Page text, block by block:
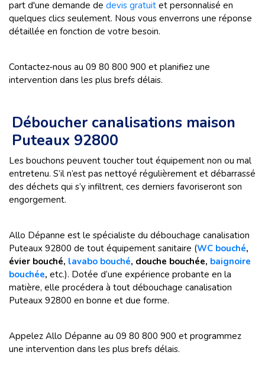
part d'une demande de devis gratuit et personnalisé en
quelques clics seulement. Nous vous enverrons une réponse
détaillée en fonction de votre besoin.
Contactez-nous au 09 80 800 900 et planifiez une
intervention dans les plus brefs délais.
Déboucher canalisations maison
Puteaux 92800
Les bouchons peuvent toucher tout équipement non ou mal
entretenu. S’il n’est pas nettoyé régulièrement et débarrassé
des déchets qui s’y infiltrent, ces derniers favoriseront son
engorgement.
Allo Dépanne est le spécialiste du débouchage canalisation
Puteaux 92800 de tout équipement sanitaire (WC bouché,
évier bouché, lavabo bouché, douche bouchée, baignoire
bouchée, etc.). Dotée d’une expérience probante en la
matière, elle procédera à tout débouchage canalisation
Puteaux 92800 en bonne et due forme.
Appelez Allo Dépanne au 09 80 800 900 et programmez
une intervention dans les plus brefs délais.